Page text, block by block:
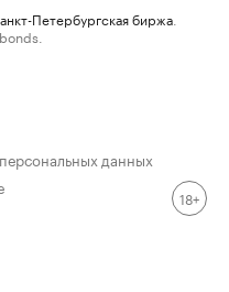
Петербургская биржа
данных
18+